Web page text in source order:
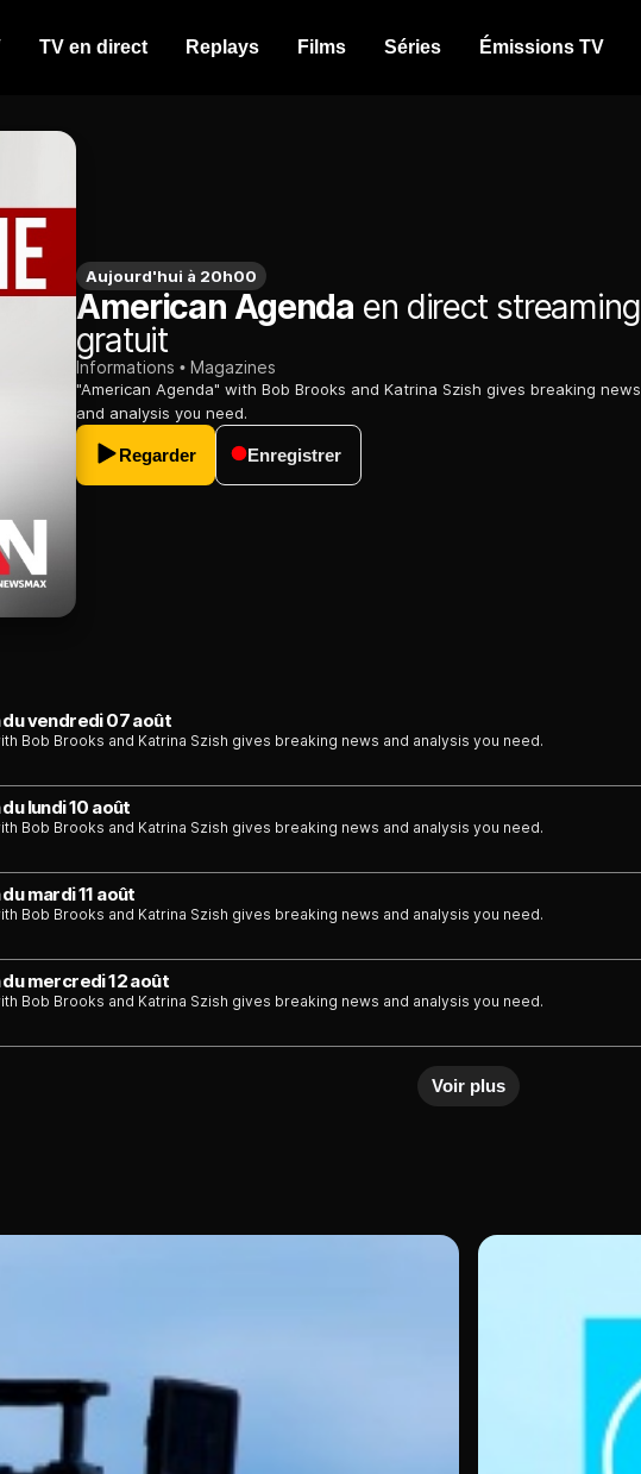
TV en direct Replays Films Séries Émissions TV
Aujourd'hui à 20h00
American Agenda en direct streaming
gratuit
Informations Magazines
"American Agenda" with Bob Brooks and Katrina Szish gives breaking news
and analysis you need.
Regarder Enregistrer
vendredi 07 août
Bob Brooks and Katrina Szish gives breaking news and analysis you need.
lundi 10 août
Bob Brooks and Katrina Szish gives breaking news and analysis you need.
mardi 11 août
Bob Brooks and Katrina Szish gives breaking news and analysis you need.
mercredi 12 août
Bob Brooks and Katrina Szish gives breaking news and analysis you need.
Voir plus